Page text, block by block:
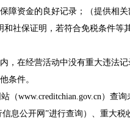
障资金的良好记录；（提供相
和社保证明，若符合免税条件等
，在经营活动中没有重大违法
条件。
（www.creditchian.gov.cn）查
信息公开网”进行查询）、重大